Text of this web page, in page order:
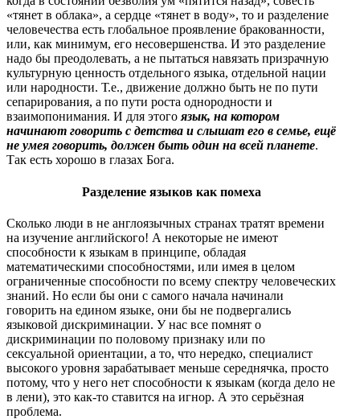
«тянет в облака», а сердце «тянет в воду», то и разделение
человечества есть глобальное проявление бракованности,
или, как минимум, его несовершенства. И это разделение
надо бы преодолевать, а не пытаться навязать призрачную
культурную ценность отдельного языка, отдельной нации
или народности. Т.е., движение должно быть не по пути
сепарирования, а по пути роста однородности и
взаимопонимания. И для этого язык, на котором
начинают говорить с детства и слышат его в семье, ещё
не умея говорить, должен быть один на всей планете.
Так есть хорошо в глазах Бога.
Разделение языков как помеха
Сколько люди в не англоязычных странах тратят времени
на изучение английского! А некоторые не имеют
способности к языкам в принципе, обладая
математическими способностями, или имея в целом
ограниченные способности по всему спектру человеческих
знаний. Но если бы они с самого начала начинали
говорить на едином языке, они бы не подвергались
языковой дискриминации. У нас все помнят о
дискриминации по половому признаку или по
сексуальной ориентации, а то, что нередко, специалист
высокого уровня зарабатывает меньше середнячка, просто
потому, что у него нет способности к языкам (когда дело не
в лени), это как-то ставится на игнор. А это серьёзная
проблема.